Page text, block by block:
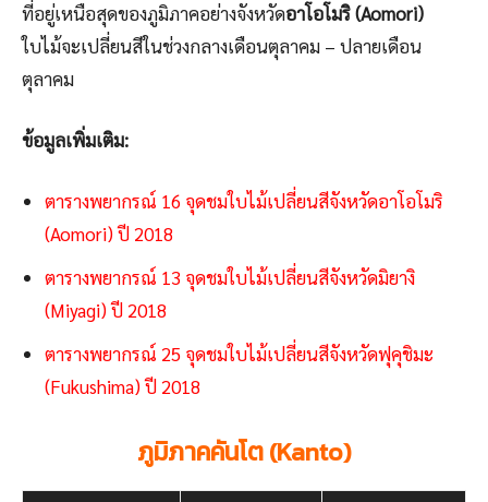
ที่อยู่เหนือสุดของภูมิภาคอย่างจังหวัดอาโอโมริ (Aomori)
ใบไม้จะเปลี่ยนสีในช่วงกลางเดือนตุลาคม – ปลายเดือน
ตุลาคม
ข้อมูลเพิ่มเติม:
ตารางพยากรณ์ 16 จุดชมใบไม้เปลี่ยนสีจังหวัดอาโอโมริ
(Aomori) ปี 2018
ตารางพยากรณ์ 13 จุดชมใบไม้เปลี่ยนสีจังหวัดมิยางิ
(Miyagi) ปี 2018
ตารางพยากรณ์ 25 จุดชมใบไม้เปลี่ยนสีจังหวัดฟุคุชิมะ
(Fukushima) ปี 2018
ภูมิภาคคันโต (Kanto)